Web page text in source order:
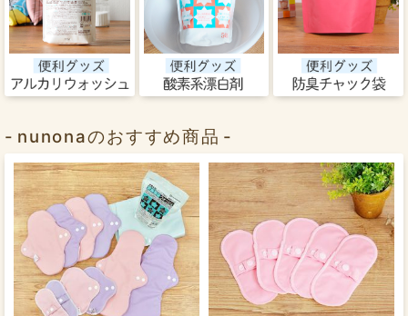
nunonaのおすすめ商品